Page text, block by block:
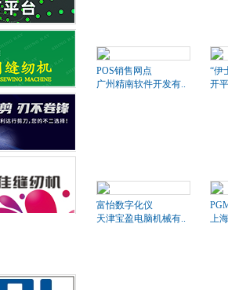
POS销售网点
广州精南软件开发有..
“伊
开
富怡数字化仪
天津宝盈电脑机械有..
上